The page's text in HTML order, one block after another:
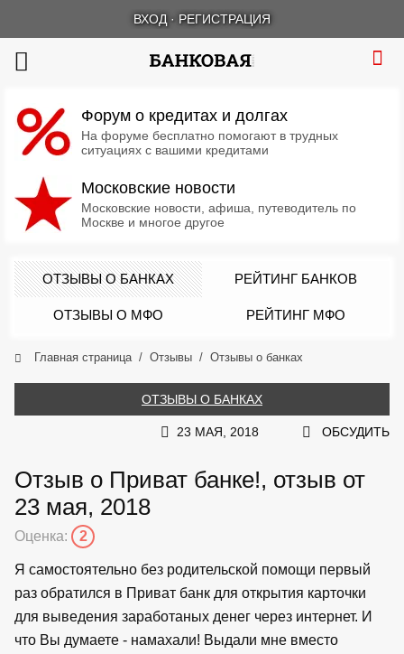
ВХОД · РЕГИСТРАЦИЯ
Форум о кредитах и долгах
На форуме бесплатно помогают в трудных
ситуациях с вашими кредитами
Московские новости
Московские новости, афиша, путеводитель по
Москве и многое другое
ОТЗЫВЫ О БАНКАХ РЕЙТИНГ БАНКОВ
ОТЗЫВЫ О МФО РЕЙТИНГ МФО
Главная страница Отзывы Отзывы о банках
ОТЗЫВЫ О БАНКАХ
23 МАЯ, 2018 ОБСУДИТЬ
Отзыв о Приват банке!, отзыв от
23 мая, 2018
Оценка: 2
Я самостоятельно без родительской помощи первый
раз обратился в Приват банк для открытия карточки
для выведения заработаных денег через интернет. И
что Вы думаете - намахали! Выдали мне вместо